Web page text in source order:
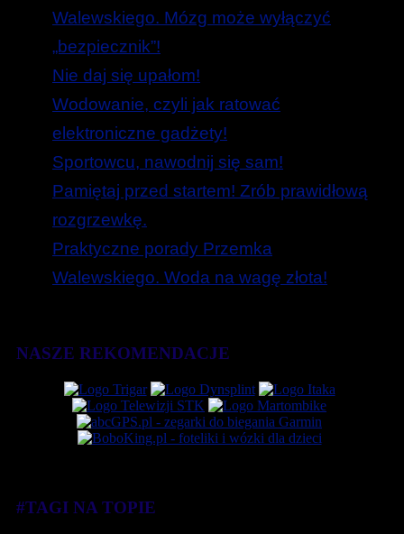
Walewskiego. Mózg może wyłączyć
„bezpiecznik”!
Nie daj się upałom!
Wodowanie, czyli jak ratować
elektroniczne gadżety!
Sportowcu, nawodnij się sam!
Pamiętaj przed startem! Zrób prawidłową
rozgrzewkę.
Praktyczne porady Przemka
Walewskiego. Woda na wagę złota!
NASZE REKOMENDACJE
#TAGI NA TOPIE